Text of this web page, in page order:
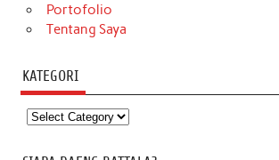
Portofolio
Tentang Saya
KATEGORI
Kategori